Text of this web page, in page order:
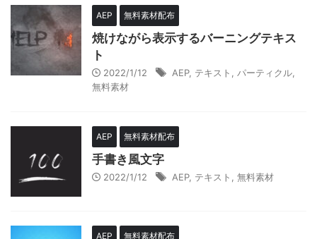
AEP 無料素材配布
焼けながら表示するバーニングテキス
ト
2022/1/12 AEP, テキスト パーティクル
無料素材
AEP 無料素材配布
手書き風文字
2022/1/12 AEP, テキスト 無料素材
AEP 無料素材配布